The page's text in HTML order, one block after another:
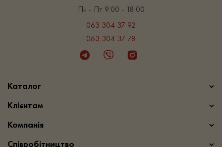
Пн - Пт 9:00 - 18:00
063 304 37 92
063 304 37 78
TelegramViber Instagram
Каталог
Клієнтам
Компанія
Співробітництво